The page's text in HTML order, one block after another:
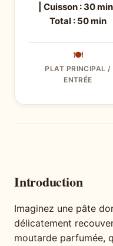
| Cuisson : 30 min |
Total : 50 min
🍽
PLAT PRINCIPAL /
ENTRÉE
Introduction
Imaginez une pâte
délicatement
moutarde parfumée,